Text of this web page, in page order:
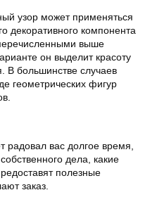
узор может применяться
декоративного компонента
выше
он выделит красоту
В большинстве случаев
геометрических фигур
радовал вас долгое время,
дела, какие
полезные
заказ.